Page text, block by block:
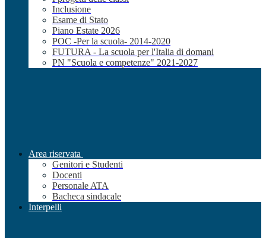
Inclusione
Esame di Stato
Piano Estate 2026
POC -Per la scuola- 2014-2020
FUTURA - La scuola per l'Italia di domani
PN "Scuola e competenze" 2021-2027
Area riservata
Genitori e Studenti
Docenti
Personale ATA
Bacheca sindacale
Interpelli